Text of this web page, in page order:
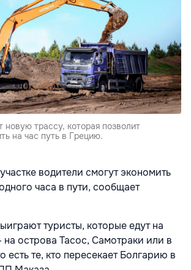
новую трассу, которая позволит
на час путь в Грецию.
водители смогут экономить
часа в пути, сообщает
туристы, которые едут на
острова Тасос, Самотраки или в
есть те, кто пересекает Болгарию в